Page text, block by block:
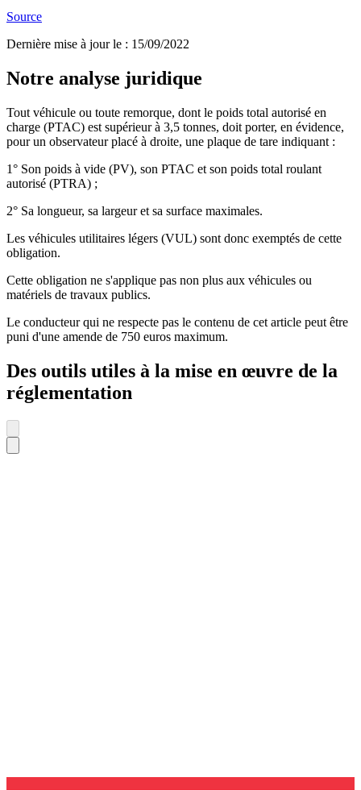
Source
Dernière mise à jour le : 15/09/2022
Notre analyse juridique
Tout véhicule ou toute remorque, dont le poids total autorisé en
charge (PTAC) est supérieur à 3,5 tonnes, doit porter, en évidence,
pour un observateur placé à droite, une plaque de tare indiquant :
1° Son poids à vide (PV), son PTAC et son poids total roulant
autorisé (PTRA) ;
2° Sa longueur, sa largeur et sa surface maximales.
Les véhicules utilitaires légers (VUL) sont donc exemptés de cette
obligation.
Cette obligation ne s'applique pas non plus aux véhicules ou
matériels de travaux publics.
Le conducteur qui ne respecte pas le contenu de cet article peut être
puni d'une amende de 750 euros maximum.
Des outils utiles à la mise en œuvre de la
réglementation